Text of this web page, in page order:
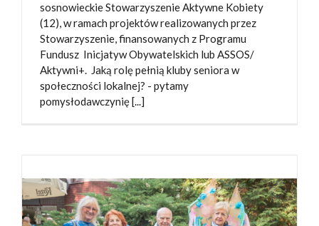
sosnowieckie Stowarzyszenie Aktywne Kobiety
(12), w ramach projektów realizowanych przez
Stowarzyszenie, finansowanych z Programu
Fundusz Inicjatyw Obywatelskich lub ASSOS/
Aktywni+. Jaką rolę pełnią kluby seniora w
społeczności lokalnej? - pytamy
pomysłodawczynię [...]